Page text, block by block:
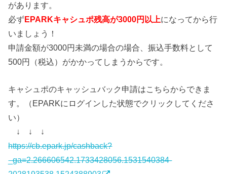
があります。
必ずEPARKキャシュポ残高が3000円以上になってから行
いましょう！
申請金額が3000円未満の場合の場合、振込手数料として
500円（税込）がかかってしまうからです。
キャシュポのキャッシュバック申請はこちらからできま
す。（EPARKにログインした状態でクリックしてくださ
い）
↓ ↓ ↓
https://cb.epark.jp/cashback?
_ga=2.266606542.1733428056.1531540384-